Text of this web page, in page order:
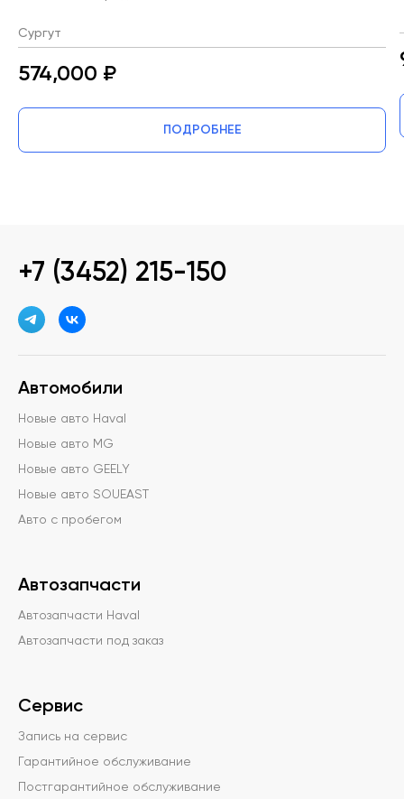
Сургут
574,000 ₽
ПОДРОБНЕЕ
+7 (3452) 215-150
Автомобили
Новые авто Haval
Новые авто MG
Новые авто GEELY
Новые авто SOUEAST
Авто с пробегом
Автозапчасти
Автозапчасти Haval
Автозапчасти под заказ
Сервис
Запись на сервис
Гарантийное обслуживание
Постгарантийное обслуживание